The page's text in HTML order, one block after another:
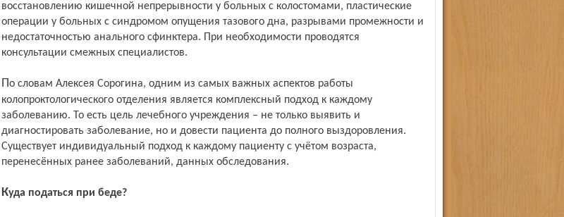
восстановлению кишечной непрерывности у больных с колостомами, пластические
операции у больных с синдромом опущения тазового дна, разрывами промежности и
недостаточностью анального сфинктера. При необходимости проводятся
консультации смежных специалистов.
По словам Алексея Сорогина, одним из самых важных аспектов работы
колопроктологического отделения является комплексный подход к каждому
заболеванию. То есть цель лечебного учреждения – не только выявить и
диагностировать заболевание, но и довести пациента до полного выздоровления.
Существует индивидуальный подход к каждому пациенту с учётом возраста,
перенесённых ранее заболеваний, данных обследования.
Куда податься при беде?